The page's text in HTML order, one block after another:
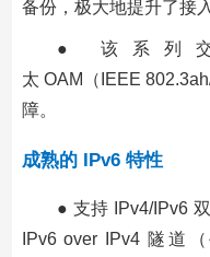
备份，极大地提升了接
● 该系列
太 OAM（IEEE
障。
成熟的 IPv6 特性
● 支持 IPv4/IPv6
IPv6 over IPv4 隧道